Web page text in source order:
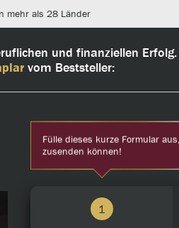
mehr als 28 Länder
und finanziellen Erfolg.
vom Beststeller:
Fülle dieses kurze Formular
zusenden können!
1